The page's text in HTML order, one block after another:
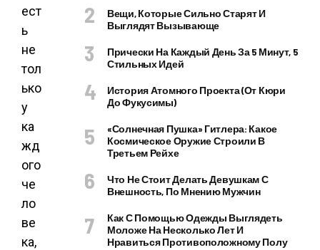
ест
ь
не
тол
ько
у
ка
жд
ого
че
ло
ве
ка,
Вещи, Которые Сильно Старят И
Выглядят Вызывающе
Прически На Каждый День За 5 Минут, 5
Стильных Идей
История Атомного Проекта (от Кюри
До Фукусимы)
«Солнечная Пушка» Гитлера: Какое
Космическое Оружие Строили В
Третьем Рейхе
Что Не Стоит Делать Девушкам С
Внешность, По Мнению Мужчин
Как С Помощью Одежды Выглядеть
Моложе На Несколько Лет И
Нравиться Противоположному Полу